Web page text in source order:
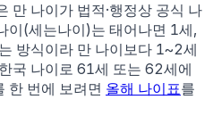
나이가 법적·행정상 공식 나
이(세는나이)는 태어나면 1세,
방식이라 만 나이보다 1~2세
국 나이로 61세 또는 62세에
한 번에 보려면 올해 나이표를